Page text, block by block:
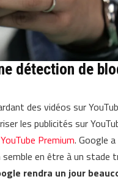
détection de
des vidéos sur
les publicités sur
YouTube Premium. Google
en être à un stade
rendra un jour